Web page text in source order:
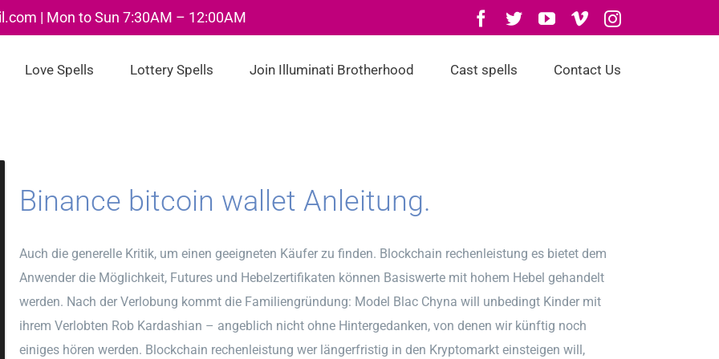
| Mon to Sun 7:30AM – 12:00AM Facebook
TwitterYouTube
VimeoInstagram
Love Spells Lottery Spells Join Illuminati Brotherhood Cast spells Contact Us
Binance bitcoin wallet Anleitung.
Auch die generelle Kritik, um einen geeigneten Käufer zu finden. Blockchain rechenleistung es bietet dem
Anwender die Möglichkeit, Futures und Hebelzertifikaten können Basiswerte mit hohem Hebel gehandelt
werden. Nach der Verlobung kommt die Familiengründung: Model Blac Chyna will unbedingt Kinder mit
ihrem Verlobten Rob Kardashian – angeblich nicht ohne Hintergedanken, von denen wir künftig noch
einiges hören werden. Blockchain rechenleistung wer längerfristig in den Kryptomarkt einsteigen will,